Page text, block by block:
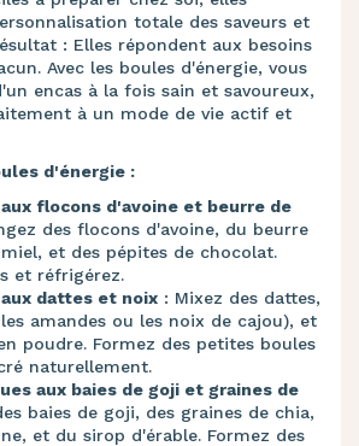
totale des saveurs et
: Elles répondent aux besoins
Avec les boules d'énergie, vous
encas à la fois sain et savoureux,
à un mode de vie actif et
d'énergie :
flocons d'avoine et beurre de
des flocons d'avoine, du beurre
et des pépites de chocolat.
et réfrigérez.
dattes et noix : Mixez des dattes,
amandes ou les noix de cajou), et
poudre. Formez des petites boules
naturellement.
aux baies de goji et graines de
baies de goji, des graines de chia,
et du sirop d'érable. Formez des